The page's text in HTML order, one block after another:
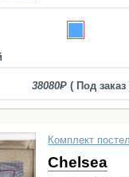
38080 ( Под заказ
Комплект
Chelsea